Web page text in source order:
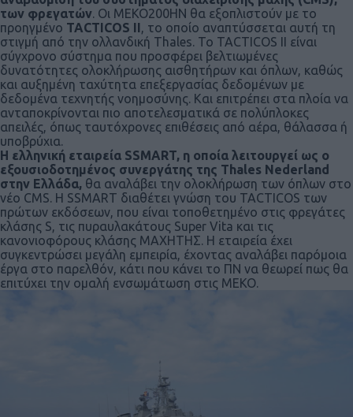
των φρεγατών. Οι ΜΕΚΟ200ΗΝ θα εξοπλιστούν με το
προηγμένο TACTICOS II, το οποίο αναπτύσσεται αυτή τη
στιγμή από την ολλανδική Thales. Το TACTICOS II είναι
σύγχρονο σύστημα που προσφέρει βελτιωμένες
δυνατότητες ολοκλήρωσης αισθητήρων και όπλων, καθώς
και αυξημένη ταχύτητα επεξεργασίας δεδομένων με
δεδομένα τεχνητής νοημοσύνης. Και επιτρέπει στα πλοία να
ανταποκρίνονται πιο αποτελεσματικά σε πολύπλοκες
απειλές, όπως ταυτόχρονες επιθέσεις από αέρα, θάλασσα ή
υποβρύχια.
Η ελληνική εταιρεία SSMART, η οποία λειτουργεί ως ο
εξουσιοδοτημένος συνεργάτης της Thales Nederland
στην Ελλάδα, θα αναλάβει την ολοκλήρωση των όπλων στο
νέο CMS. Η SSMART διαθέτει γνώση του TACTICOS των
πρώτων εκδόσεων, που είναι τοποθετημένο στις φρεγάτες
κλάσης S, τις πυραυλακάτους Super Vita και τις
κανονιοφόρους κλάσης ΜΑΧΗΤΗΣ. Η εταιρεία έχει
συγκεντρώσει μεγάλη εμπειρία, έχοντας αναλάβει παρόμοια
έργα στο παρελθόν, κάτι που κάνει το ΠΝ να θεωρεί πως θα
επιτύχει την ομαλή ενσωμάτωση στις ΜΕΚΟ.